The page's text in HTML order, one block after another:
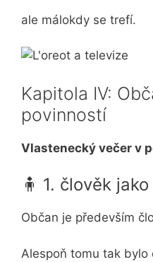
ale málokdy se trefí.
Kapitola IV:
povinností
Vlastenecký večer v
🧍 1. člověk
Občan je především
Alespoň tomu tak bylo